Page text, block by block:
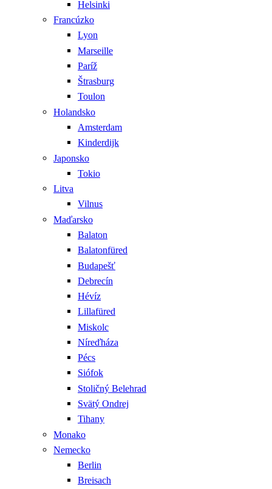
Helsinki
Francúzko
Lyon
Marseille
Paríž
Štrasburg
Toulon
Holandsko
Amsterdam
Kinderdijk
Japonsko
Tokio
Litva
Vilnus
Maďarsko
Balaton
Balatonfüred
Budapešť
Debrecín
Hévíz
Lillafüred
Miskolc
Níreďháza
Pécs
Siófok
Stoličný Belehrad
Svätý Ondrej
Tihany
Monako
Nemecko
Berlin
Breisach